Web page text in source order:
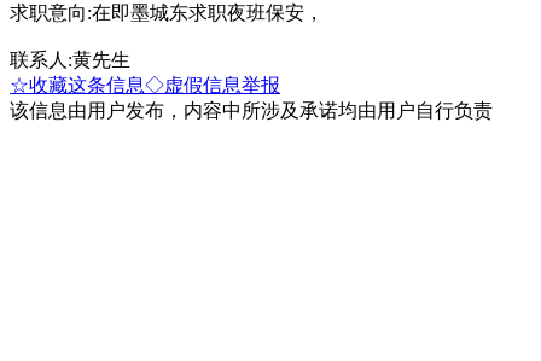
求职意向:在即墨城东求职夜班保安，
联系人:黄先生
☆收藏这条信息◇虚假信息举报
该信息由用户发布，内容中所涉及承诺均由用户自行负责